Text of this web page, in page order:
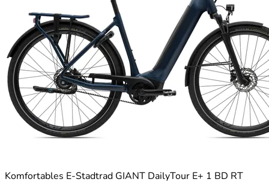
Komfortables E-Stadtrad GIANT DailyTour E+ 1 BD RT